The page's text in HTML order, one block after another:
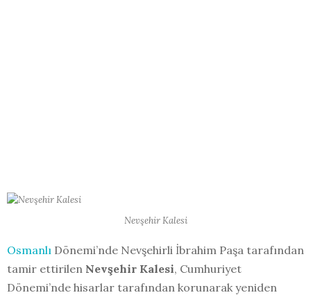
Nevşehir Kalesi
Osmanlı Dönemi’nde Nevşehirli İbrahim Paşa tarafından
tamir ettirilen Nevşehir Kalesi, Cumhuriyet
Dönemi’nde hisarlar tarafından korunarak yeniden